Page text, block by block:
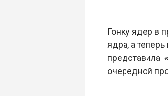
Гонку ядер в
ядра, а
представила
очередной